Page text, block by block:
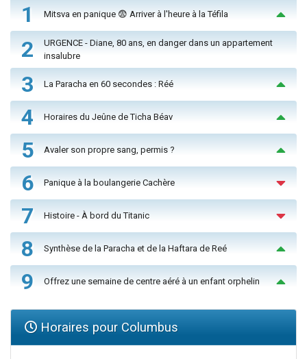
1 Mitsva en panique 😨 Arriver à l'heure à la Téfila
2
URGENCE - Diane, 80 ans, en danger dans un appartement
insalubre
3 La Paracha en 60 secondes : Réé
4 Horaires du Jeûne de Ticha Béav
5 Avaler son propre sang, permis ?
6 Panique à la boulangerie Cachère
7 Histoire - À bord du Titanic
8 Synthèse de la Paracha et de la Haftara de Reé
9 Offrez une semaine de centre aéré à un enfant orphelin
Horaires pour Columbus